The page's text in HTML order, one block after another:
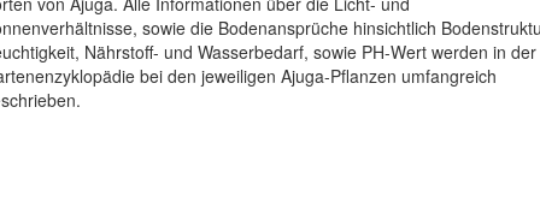
sowie die Bodenansprüche hinsichtlich
Nährstoff- und Wasserbedarf, sowie PH-Wert werden in der
bei den jeweiligen Ajuga-Pflanzen umfangreich